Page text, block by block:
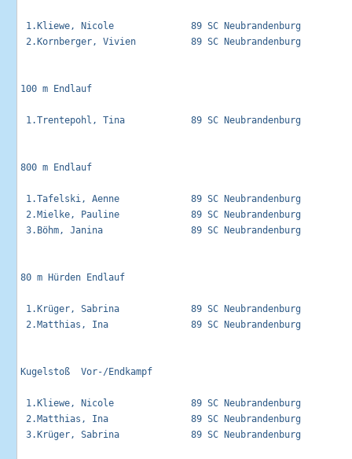
1.Kliewe, Nicole              89 SC Neubrandenburg
2.Kornberger, Vivien          89 SC Neubrandenburg
100 m Endlauf
1.Trentepohl, Tina            89 SC Neubrandenburg
800 m Endlauf
1.Tafelski, Aenne             89 SC Neubrandenburg
2.Mielke, Pauline             89 SC Neubrandenburg
3.Böhm, Janina                89 SC Neubrandenburg
80 m Hürden Endlauf
1.Krüger, Sabrina             89 SC Neubrandenburg
2.Matthias, Ina               89 SC Neubrandenburg
Kugelstoß  Vor-/Endkampf
1.Kliewe, Nicole              89 SC Neubrandenburg
2.Matthias, Ina               89 SC Neubrandenburg
3.Krüger, Sabrina             89 SC Neubrandenburg